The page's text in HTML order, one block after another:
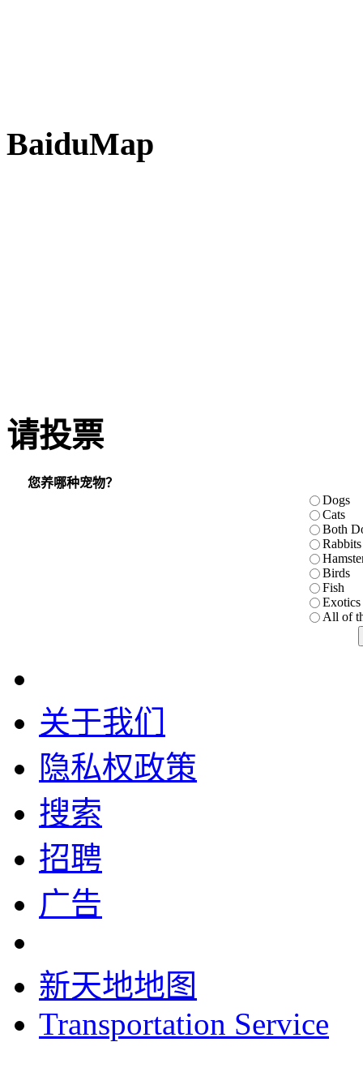
BaiduMap
请投票
您养哪种宠物？
Dogs
Cats
Both
Birds
Fish
Exotics
All of
关于我们
隐私权政策
搜索
招聘
广告
新天地地图
Transportation Service